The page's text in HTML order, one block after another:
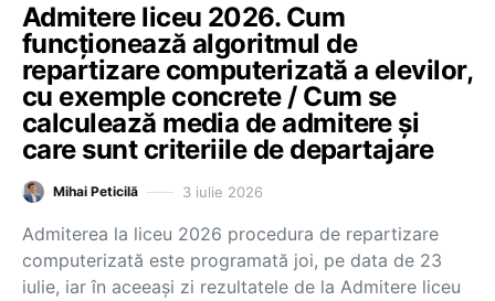
Admitere liceu 2026. Cum
funcționează algoritmul de
repartizare computerizată a elevilor,
cu exemple concrete / Cum se
calculează media de admitere și
care sunt criteriile de departajare
Mihai Peticilă 3 iulie 2026
Admiterea la liceu 2026 procedura de repartizare
computerizată este programată joi, pe data de 23
iulie, iar în aceeași zi rezultatele de la Admitere liceu